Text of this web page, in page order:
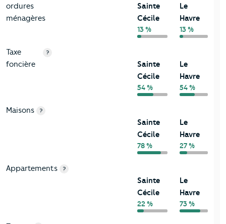
ordures
ménagères
Sainte
Cécile
13 %
Le
Havre
13 %
Taxe
foncière
?
Sainte
Cécile
54 %
Le
Havre
54 %
Maisons ?
Sainte
Cécile
78 %
Le
Havre
27 %
Appartements ?
Sainte
Cécile
22 %
Le
Havre
73 %